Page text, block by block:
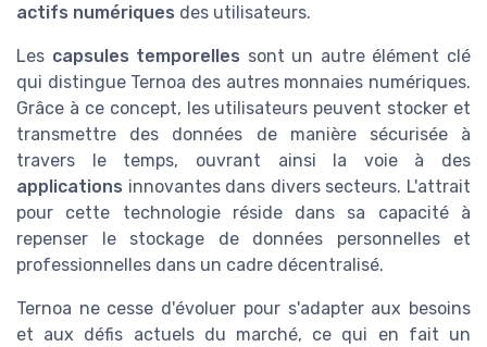
actifs numériques des utilisateurs.
Les capsules temporelles sont un autre élément clé
qui distingue Ternoa des autres monnaies numériques.
Grâce à ce concept, les utilisateurs peuvent stocker et
transmettre des données de manière sécurisée à
travers le temps, ouvrant ainsi la voie à des
applications innovantes dans divers secteurs. L'attrait
pour cette technologie réside dans sa capacité à
repenser le stockage de données personnelles et
professionnelles dans un cadre décentralisé.
Ternoa ne cesse d'évoluer pour s'adapter aux besoins
et aux défis actuels du marché, ce qui en fait un